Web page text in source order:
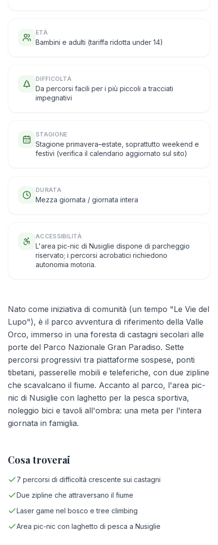
ETÀ
Bambini e adulti (tariffa ridotta under 14)
DIFFICOLTÀ
Da percorsi facili per i più piccoli a tracciati
impegnativi
STAGIONE
Stagione primavera–estate, soprattutto weekend e
festivi (verifica il calendario aggiornato sul sito)
DURATA
Mezza giornata / giornata intera
ACCESSIBILITÀ
L'area pic-nic di Nusiglie dispone di parcheggio
riservato; i percorsi acrobatici richiedono
autonomia motoria.
Nato come iniziativa di comunità (un tempo "Le Vie del
Lupo"), è il parco avventura di riferimento della Valle
Orco, immerso in una foresta di castagni secolari alle
porte del Parco Nazionale Gran Paradiso. Sette
percorsi progressivi tra piattaforme sospese, ponti
tibetani, passerelle mobili e teleferiche, con due zipline
che scavalcano il fiume. Accanto al parco, l'area pic-
nic di Nusiglie con laghetto per la pesca sportiva,
noleggio bici e tavoli all'ombra: una meta per l'intera
giornata in famiglia.
Cosa troverai
7 percorsi di difficoltà crescente sui castagni
Due zipline che attraversano il fiume
Laser game nel bosco e tree climbing
Area pic-nic con laghetto di pesca a Nusiglie